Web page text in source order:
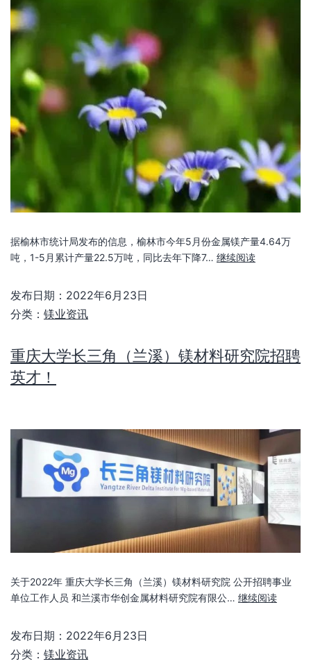
据榆林市统计局发布的信息，榆林市今年5月份金属镁产量4.64万
吨，1-5月累计产量22.5万吨，同比去年下降7… 继续阅读
发布日期： 2022年6月23日
分类： 镁业资讯
重庆大学长三角（兰溪）镁材料研究院招聘
英才！
关于2022年 重庆大学长三角（兰溪）镁材料研究院 公开招聘事业
单位工作人员 和兰溪市华创金属材料研究院有限公… 继续阅读
发布日期： 2022年6月23日
分类： 镁业资讯